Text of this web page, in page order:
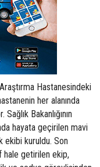
Hastanesindeki
her alanında
Bakanlığının
hayata geçirilen mavi
ekibi kuruldu. Son
hale getirilen ekip,